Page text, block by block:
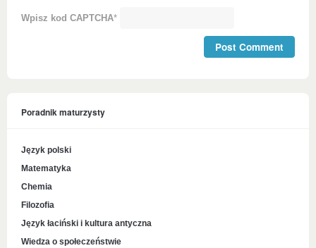
Wpisz kod CAPTCHA*
Poradnik maturzysty
Język polski
Matematyka
Chemia
Filozofia
Język łaciński i kultura antyczna
Wiedza o społeczeństwie